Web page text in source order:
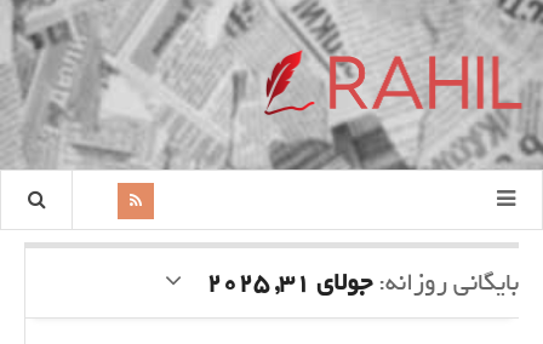
بایگانی روزانه:جولای 31, 2025